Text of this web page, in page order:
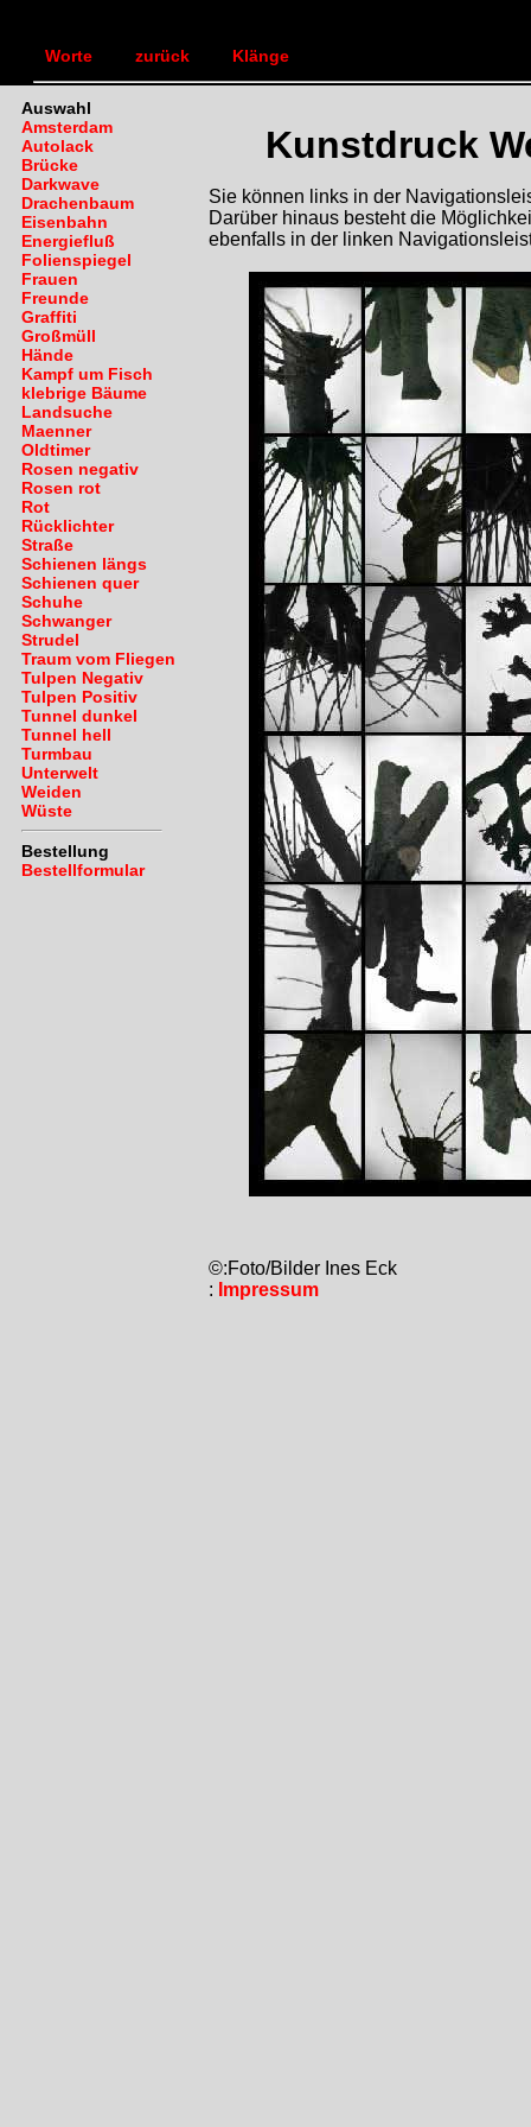
Worte |zurück Klänge
Auswahl
Amsterdam
Autolack
Brücke
Darkwave
Drachenbaum
Eisenbahn
Energiefluß
Folienspiegel
Frauen
Freunde
Graffiti
Großmüll
Hände
Kampf um Fisch
klebrige Bäume
Landsuche
Maenner
Oldtimer
Rosen negativ
Rosen rot
Rot
Rücklichter
Straße
Schienen längs
Schienen quer
Schuhe
Schwanger
Strudel
Traum vom Fliegen
Tulpen Negativ
Tulpen Positiv
Tunnel dunkel
Tunnel hell
Turmbau
Unterwelt
Weiden
Wüste
Bestellung
Bestellformular
Kunstdruck
Sie können links in der
Darüber hinaus besteht die
ebenfalls in der linken
©:Foto/Bilder Ines Eck
: Impressum